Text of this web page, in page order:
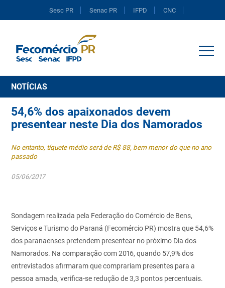
Sesc PR Senac PR IFPD CNC
NOTÍCIAS
54,6% dos apaixonados devem
presentear neste Dia dos Namorados
No entanto, tíquete médio será de R$ 88, bem menor do que no ano
passado
05/06/2017
Sondagem realizada pela Federação do Comércio de Bens,
Serviços e Turismo do Paraná (Fecomércio PR) mostra que 54,6%
dos paranaenses pretendem presentear no próximo Dia dos
Namorados. Na comparação com 2016, quando 57,9% dos
entrevistados afirmaram que comprariam presentes para a
pessoa amada, verifica-se redução de 3,3 pontos percentuais.